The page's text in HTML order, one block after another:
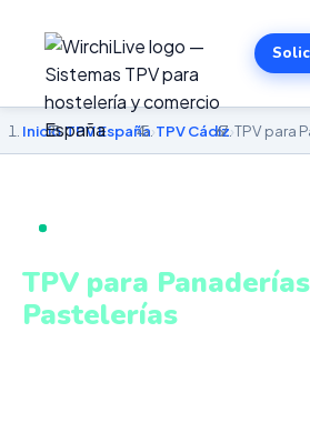
Inicio›TPV España›TPV Cádiz›TPV para
TPV para
Pastelerías